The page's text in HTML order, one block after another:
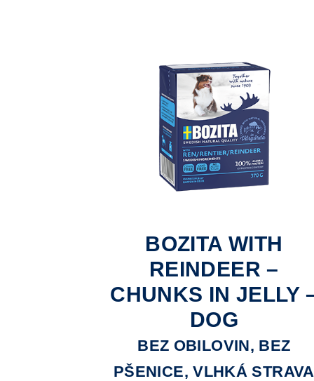
BOZITA WITH
REINDEER –
CHUNKS IN JELLY
DOG
BEZ OBILOVIN, BEZ
PŠENICE, VLHKÁ STRAVA